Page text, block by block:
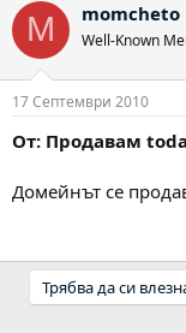
M momcheto
Well-Known
17 Септември 2010
От: Продавам
Домейнът се
Трябва да си